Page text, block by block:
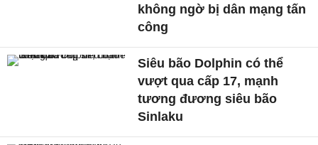
không ngờ bị dân mạng tấn
công
Siêu bão Dolphin có thể
vượt qua cấp 17, mạnh
tương đương siêu bão
Sinlaku